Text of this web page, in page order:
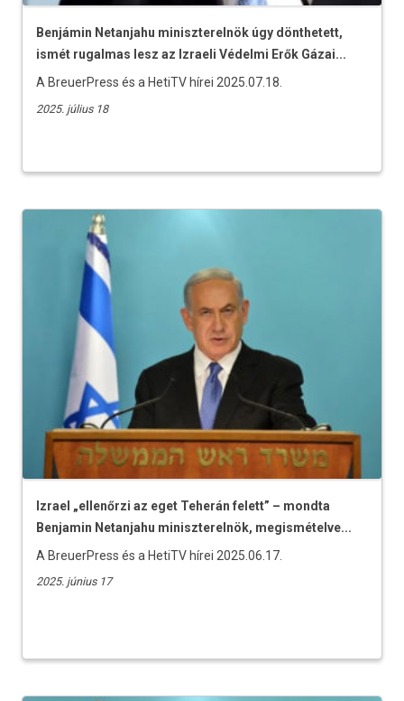
Benjámin Netanjahu miniszterelnök úgy dönthetett,
ismét rugalmas lesz az Izraeli Védelmi Erők Gázai...
A BreuerPress és a HetiTV hírei 2025.07.18.
2025. július 18
Izrael „ellenőrzi az eget Teherán felett” – mondta
Benjamin Netanjahu miniszterelnök, megismételve...
A BreuerPress és a HetiTV hírei 2025.06.17.
2025. június 17